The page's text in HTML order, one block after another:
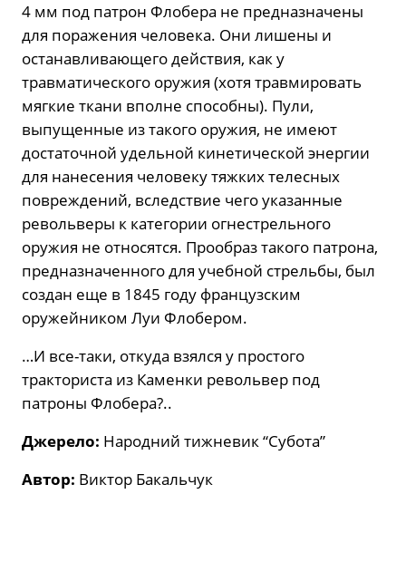
4 мм под патрон Флобера не предназначены
для поражения человека. Они лишены и
останавливающего действия, как у
травматического оружия (хотя травмировать
мягкие ткани вполне способны). Пули,
выпущенные из такого оружия, не имеют
достаточной удельной кинетической энергии
для нанесения человеку тяжких телесных
повреждений, вследствие чего указанные
револьверы к категории огнестрельного
оружия не относятся. Прообраз такого патрона,
предназначенного для учебной стрельбы, был
создан еще в 1845 году французским
оружейником Луи Флобером.
…И все-таки, откуда взялся у простого
тракториста из Каменки револьвер под
патроны Флобера?..
Джерело: Народний тижневик “Субота”
Автор: Виктор Бакальчук